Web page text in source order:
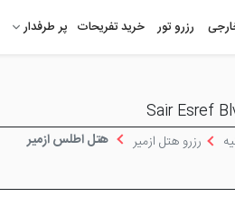
رزرو تور خرید تفریحات پر طرفدار
رزرو هتل ازمیر هتل اطلس ازمیر